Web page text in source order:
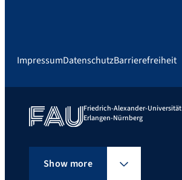
ImpressumDatenschutzBarrierefreiheit
Friedrich-Alexander-Universität
Erlangen-Nürnberg
Show more